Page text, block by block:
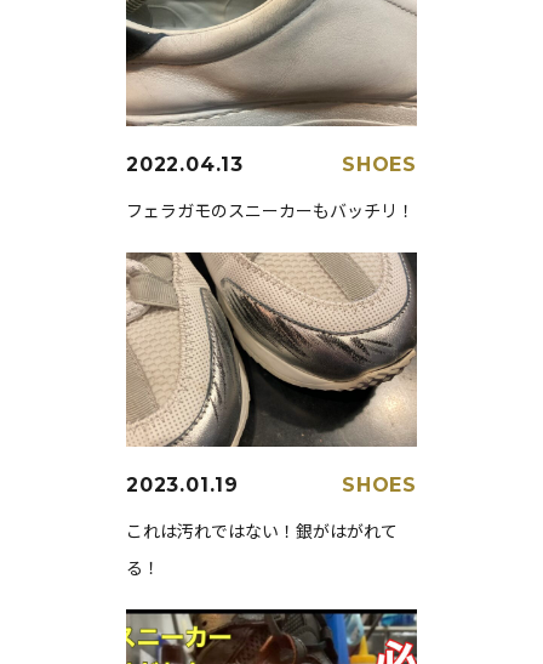
2022.04.13 SHOES
フェラガモのスニーカーもバッチリ！
2023.01.19 SHOES
これは汚れではない！銀がはがれて
る！